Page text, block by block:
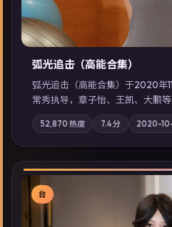
弧光追击（高能合集）
弧光追击（高能合集）于2020年
常秀执导，章子怡、王凯、大鹏
轴，科技与人性的边界在实验事
地域气质；站内亦可通过「国产
展检索同类型高分佳作，畅享高
52,870 热度 7.4分 2020-
台